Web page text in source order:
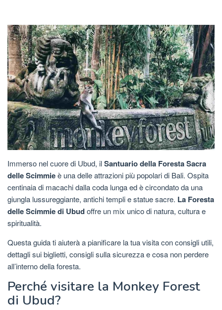
Immerso nel cuore di Ubud, ilSantuario della Foresta Sacra
delle Scimmieè una delle attrazioni più popolari di Bali. Ospita
centinaia di macachi dalla coda lunga ed è circondato da una
giungla lussureggiante, antichi templi e statue sacre. La Foresta
delle Scimmie di Ubudoffre un mix unico di natura, cultura e
spiritualità.
Questa guida ti aiuterà a pianificare la tua visita con consigli utili,
dettagli sui biglietti, consigli sulla sicurezza e cosa non perdere
all’interno della foresta.
Perché visitare la Monkey Forest
di Ubud?